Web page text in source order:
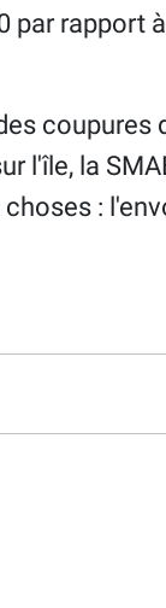
par rapport
coupures
l'île, la
: